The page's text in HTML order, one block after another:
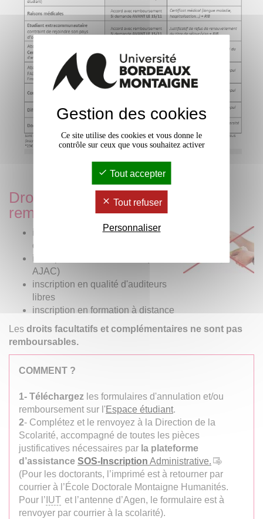
Droits d’inscription non
remboursables :
inscription à un diplôme
d’université (DU)
inscription à double cursus (hors
AJAC)
inscription en qualité d'auditeurs
libres
inscription en formation à distance
Les droits facultatifs et complémentaires ne sont pas
remboursables.
COMMENT ?
1- Téléchargez les formulaires d'annulation et/ou
remboursement sur l'Espace étudiant.
2- Complétez et le renvoyez à la Direction de la
Scolarité, accompagné de toutes les pièces
justificatives nécessaires par la plateforme
d’assistance SOS-Inscription Administrative.
(Pour les doctorants, l’imprimé est à retourner par
courrier à l’École Doctorale Montaigne Humanités.
Pour l’ IUT et l’antenne d’Agen, le formulaire est à
renvoyer par courrier à la scolarité).
Gestion des cookies
Ce site utilise des cookies et vous donne le
contrôle sur ceux que vous souhaitez activer
Tout accepter
Tout refuser
Personnaliser